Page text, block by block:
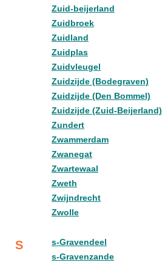
Zuid-beijerland
Zuidbroek
Zuidland
Zuidplas
Zuidvleugel
Zuidzijde (Bodegraven)
Zuidzijde (Den Bommel)
Zuidzijde (Zuid-Beijerland)
Zundert
Zwammerdam
Zwanegat
Zwartewaal
Zweth
Zwijndrecht
Zwolle
S
s-Gravendeel
s-Gravenzande